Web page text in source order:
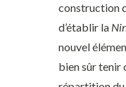
construction
d’établir la
nouvel
bien sûr tenir